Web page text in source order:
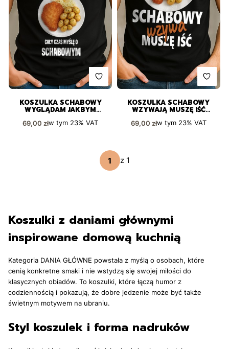
KOSZULKA SCHABOWY
WYGLĄDAM JAKBYM
Cena brutto
69,00 złw tym 23%VAT
KOSZULKA SCHABOWY
WZYWAJĄ MUSZĘ IŚĆ
Cena brutto
69,00 złw tym 23% VAT
z 1
Koszulki z daniami głównymi
inspirowane domową kuchnią
Kategoria DANIA GŁÓWNE powstała z myślą o osobach, które
cenią konkretne smaki i nie wstydzą się swojej miłości do
klasycznych obiadów. To koszulki, które łączą humor z
codziennością i pokazują, że dobre jedzenie może być także
świetnym motywem na ubraniu.
Styl koszulek i forma nadruków